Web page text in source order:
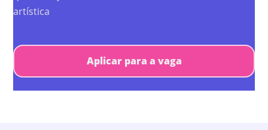
artística
Aplicar para a vaga